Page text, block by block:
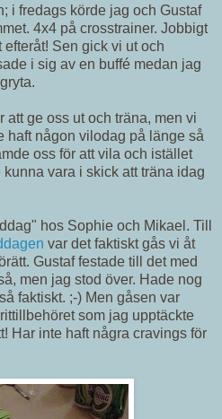
i fredags körde jag och Gustaf
4x4 på crosstrainer. Jobbigt
Sen gick vi ut och
i sig av en buffé medan jag
att ge oss ut och träna, men vi
haft någon vilodag på länge så
oss för att vila och istället
vara i skick att träna idag
hos Sophie och Mikael. Till
var det faktiskt gås vi åt
Gustaf festade till det med
men jag stod över. Hade nog
faktiskt. ;-) Men gåsen var
som jag upptäckte
Har inte haft några cravings för